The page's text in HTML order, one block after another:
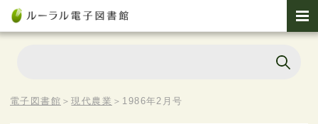
電子図書館 ＞現代農業 ＞ 1986年2月号